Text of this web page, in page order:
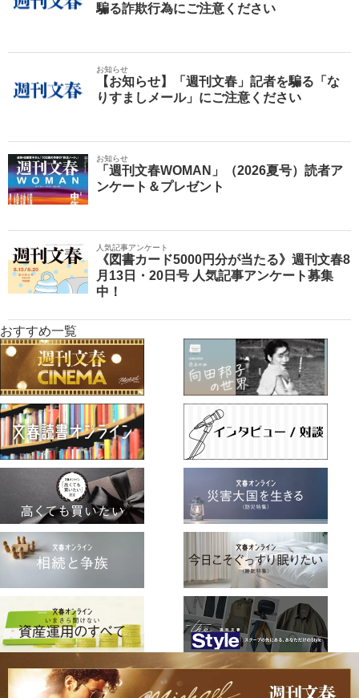
騙る詐欺行為にご注意ください
お知らせ
【お知らせ】「週刊文春」記者を騙る「な
りすましメール」にご注意ください
お知らせ
「週刊文春WOMAN」（2026夏号）読者ア
ンケート＆プレゼント
人気記事アンケート
《図書カード5000円分が当たる》週刊文春8
月13日・20日号 人気記事アンケート募集
中！
おすすめ一覧